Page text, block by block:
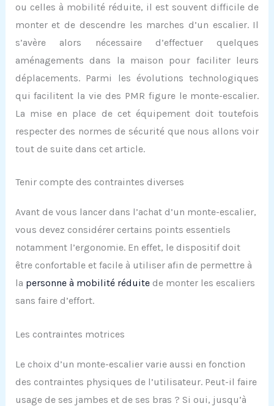
ou celles à mobilité réduite, il est souvent difficile de
monter et de descendre les marches d’un escalier. Il
s’avère alors nécessaire d’effectuer quelques
aménagements dans la maison pour faciliter leurs
déplacements. Parmi les évolutions technologiques
qui facilitent la vie des PMR figure le monte-escalier.
La mise en place de cet équipement doit toutefois
respecter des normes de sécurité que nous allons voir
tout de suite dans cet article.
Tenir compte des contraintes diverses
Avant de vous lancer dans l’achat d’un monte-escalier,
vous devez considérer certains points essentiels
notamment l’ergonomie. En effet, le dispositif doit
être confortable et facile à utiliser afin de permettre à
la personne à mobilité réduitede monter les escaliers
sans faire d’effort.
Les contraintes motrices
Le choix d’un monte-escalier varie aussi en fonction
des contraintes physiques de l’utilisateur. Peut-il faire
usage de ses jambes et de ses bras ? Si oui, jusqu’à